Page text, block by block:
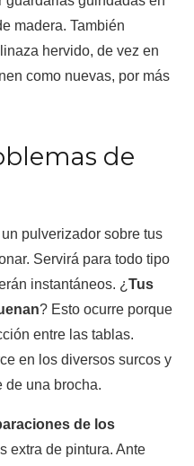
madera. También
hervido, de vez en
como nuevas, por más
de
pulverizador sobre tus
Servirá para todo tipo
instantáneos. ¿ Tus
? Esto ocurre porque
entre las tablas.
en los diversos surcos y
de una brocha.
de los
extra de pintura. Ante